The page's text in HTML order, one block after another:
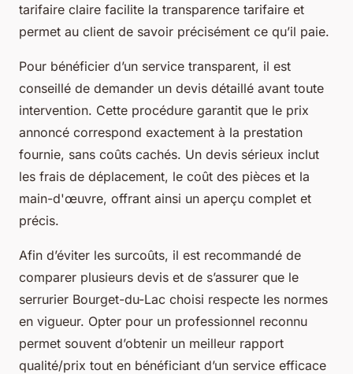
tarifaire claire facilite la transparence tarifaire et
permet au client de savoir précisément ce qu’il paie.
Pour bénéficier d’un service transparent, il est
conseillé de demander un devis détaillé avant toute
intervention. Cette procédure garantit que le prix
annoncé correspond exactement à la prestation
fournie, sans coûts cachés. Un devis sérieux inclut
les frais de déplacement, le coût des pièces et la
main-d'œuvre, offrant ainsi un aperçu complet et
précis.
Afin d’éviter les surcoûts, il est recommandé de
comparer plusieurs devis et de s’assurer que le
serrurier Bourget-du-Lac choisi respecte les normes
en vigueur. Opter pour un professionnel reconnu
permet souvent d’obtenir un meilleur rapport
qualité/prix tout en bénéficiant d’un service efficace